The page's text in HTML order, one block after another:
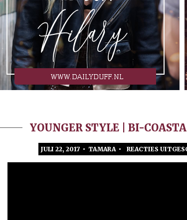
YOUNGER STYLE | BI-
JULI 22, 2017 • TAMARA • REACTIES